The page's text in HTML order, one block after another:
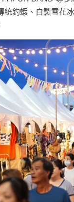
統釣蝦、自製雪花